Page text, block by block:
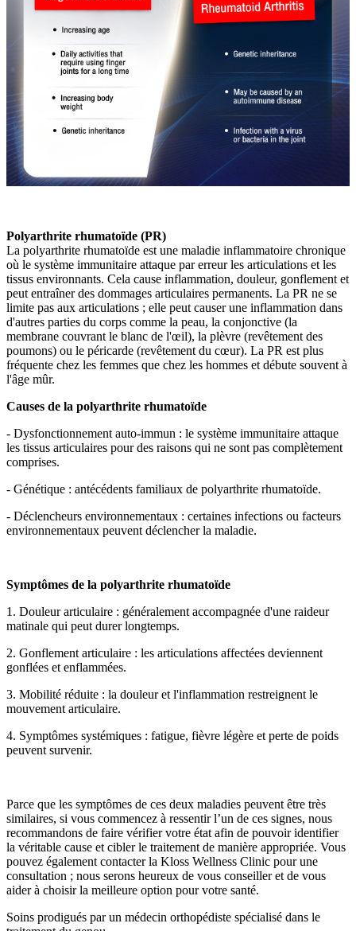
Polyarthrite rhumatoïde (PR)
La polyarthrite rhumatoïde est une maladie inflammatoire chronique
où le système immunitaire attaque par erreur les articulations et les
tissus environnants. Cela cause inflammation, douleur, gonflement et
peut entraîner des dommages articulaires permanents. La PR ne se
limite pas aux articulations ; elle peut causer une inflammation dans
d'autres parties du corps comme la peau, la conjonctive (la
membrane couvrant le blanc de l'œil), la plèvre (revêtement des
poumons) ou le péricarde (revêtement du cœur). La PR est plus
fréquente chez les femmes que chez les hommes et débute souvent à
l'âge mûr.
Causes de la polyarthrite rhumatoïde
- Dysfonctionnement auto-immun : le système immunitaire attaque
les tissus articulaires pour des raisons qui ne sont pas complètement
comprises.
- Génétique : antécédents familiaux de polyarthrite rhumatoïde.
- Déclencheurs environnementaux : certaines infections ou facteurs
environnementaux peuvent déclencher la maladie.
Symptômes de la polyarthrite rhumatoïde
1. Douleur articulaire : généralement accompagnée d'une raideur
matinale qui peut durer longtemps.
2. Gonflement articulaire : les articulations affectées deviennent
gonflées et enflammées.
3. Mobilité réduite : la douleur et l'inflammation restreignent le
mouvement articulaire.
4. Symptômes systémiques : fatigue, fièvre légère et perte de poids
peuvent survenir.
Parce que les symptômes de ces deux maladies peuvent être très
similaires, si vous commencez à ressentir l’un de ces signes, nous
recommandons de faire vérifier votre état afin de pouvoir identifier
la véritable cause et cibler le traitement de manière appropriée. Vous
pouvez également contacter la Kloss Wellness Clinic pour une
consultation ; nous serons heureux de vous conseiller et de vous
aider à choisir la meilleure option pour votre santé.
Soins prodigués par un médecin orthopédiste spécialisé dans le